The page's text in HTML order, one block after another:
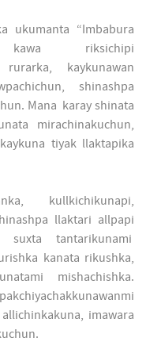
ukumanta “Imbabura
kawa riksichipi
rurarka, kaykunawan
shinashpa
Mana karay shinata
mirachinakuchun,
tiyak llaktapika
kullkichikunapi,
llaktari allpapi
suxta tantarikunami
kanata rikushka,
mishachishka.
imawara